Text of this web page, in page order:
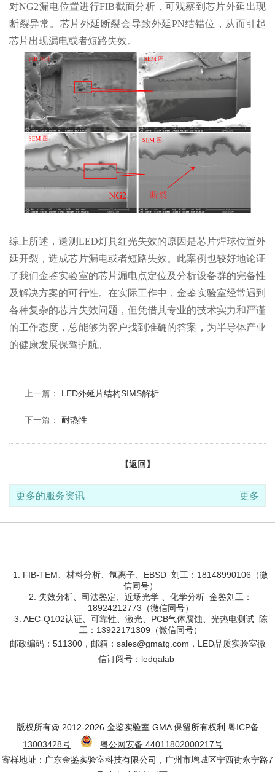
对NG2漏电位置进行FIB截面分析，可观察到芯片外延出现
断裂异常。芯片外延断裂会导致外延PN结错位，从而引起
芯片出现漏电或者短路失效。
综上所述，送测LED灯具红光失效的原因是芯片焊球位置外
延开裂，造成芯片漏电或者短路失效。此案例也较好地论证
了我们金鉴实验室的芯片漏电点定位及分析设备群的完备性
及解决方案的可行性。在实际工作中，金鉴实验室经常遇到
各种复杂的芯片失效问题，但凭借其专业的技术实力和严谨
的工作态度，总能够为客户找到准确的答案，为半导体产业
的健康发展保驾护航。
上一篇： LED外延片结构SIMS解析
下一篇： 耐热性
【返回】
更多的服务资讯 更多
1. FIB-TEM、材料分析、氩离子、EBSD 刘工：18148990106（微
信同号）
2. 失效分析、司法鉴定、近场光学 、化学分析 金鉴刘工：
18924212773（微信同号）
3. AEC-Q102认证、可靠性、激光、PCB气体腐蚀、光热电测试 陈
工：13922171309（微信同号）
邮政编码： 511300，邮箱：sales@gmatg.com，LED品质实验室微
信订阅号：ledqalab
版权所有@ 2012-2026 金鉴实验室 GMA 保留所有权利 粤ICP备
13003428号
粤公网安备 44011802000217号
寄样地址：广东金鉴实验室科技有限公司，广州市增城区宁西街永宁路7